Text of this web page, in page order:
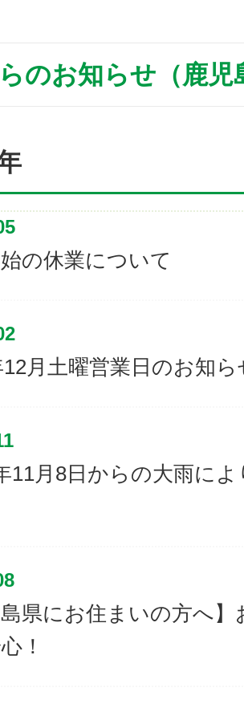
のお知らせ（鹿児
の休業について
12月土曜営業日のお知ら
11月8日からの大雨に
島県にお住まいの方へ
！